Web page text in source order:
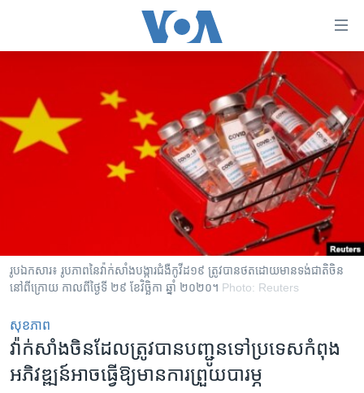
និង​
ចូល​
រំលង​
និង​
ទៅ​
ទំព័រ​
សម្ព័ន្ធ​
អន្តរជាតិ
អាមេរិក
ព្រឹត្តិការណ៍ព័ត៌មាន
ទូរទស្សន៍ / វីដេអូ​
វិទ្យុ / ផតខាសថ៍
កម្មវិធីទាំងអស់
រូបឯកសារ៖ រូបភាពនៃវ៉ាក់សាំងបង្ការជំងឺកូវីដ១៩ ត្រូវបានថតដោយមានទង់ជាតិចិន
នៅពីក្រោយ កាលពីថ្ងៃទី ២៩ ខែវិច្ឆិកា ឆ្នាំ ២០២០។ Photo: Reuters
សុខភាព
វ៉ាក់សាំង​ចិន​ដែល​ត្រូវ​បាន​បញ្ជូន​ទៅ​ប្រទេស​កំពុង​
អភិវឌ្ឍន៍​អាច​ធ្វើ​ឱ្យ​មាន​ការ​ព្រួយបារម្ភ